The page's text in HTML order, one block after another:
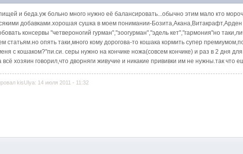
и беда.уж больно много нужно её балансировать...обычно этим мало кто
добавками.хорошая сушка в моем понимании-
консервы "четвероногий гурман","зоогурман","эдель кет","гармония"но
статьям.но опять таки,много кому дорогова-то кошака кормить супер
с кошаком?"пи.си. серы нужно на кончике ножа(совсем кончике) и раз в 2 дня
хозяин говорил,что дворняги живучие и никакие прививки им не нужны.так
kisUlya: 14 июля 2011 - 11:32